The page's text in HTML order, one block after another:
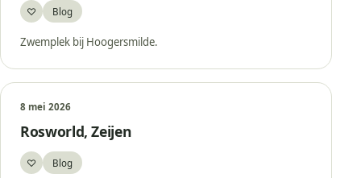
♡Bewaar
Blog
Zwemplek bij Hoogersmilde.
8 mei 2026
Rosworld, Zeijen
♡Bewaar
Blog